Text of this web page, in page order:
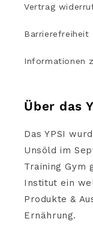
Vertrag
Barrierefreiheit
Informationen
Über das
Das YPSI
Unsöld im
Training Gym
Institut ein
Produkte &
Ernährung.